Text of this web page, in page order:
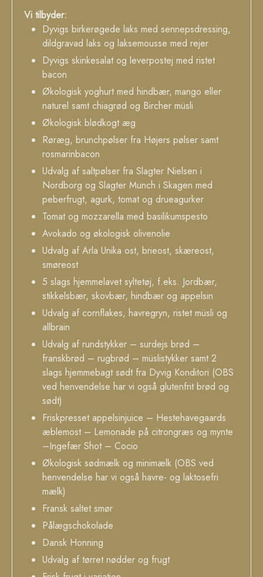
Vi tilbyder:
Dyvigs birkerøgede laks med sennepsdressing,
dildgravad laks og laksemousse med rejer
Dyvigs skinkesalat og leverpostej med ristet
bacon
Økologisk yoghurt med hindbær, mango eller
naturel samt chiagrød og Bircher müsli
Økologisk blødkogt æg
Røræg, brunchpølser fra Højers pølser samt
rosmarinbacon
Udvalg af saltpølser fra Slagter Nielsen i
Nordborg og Slagter Munch i Skagen med
peberfrugt, agurk, tomat og drueagurker
Tomat og mozzarella med basilikumspesto
Avokado og økologisk olivenolie
Udvalg af Arla Unika ost, brieost, skæreost,
smøreost
5 slags hjemmelavet syltetøj, f.eks. Jordbær,
stikkelsbær, skovbær, hindbær og appelsin
Udvalg af cornflakes, havregryn, ristet müsli og
allbrain
Udvalg af rundstykker – surdejs brød –
franskbrød – rugbrød – müslistykker samt 2
slags hjemmebagt sødt fra Dyvig Konditori (OBS
ved henvendelse har vi også glutenfrit brød og
sødt)
Friskpresset appelsinjuice – Hestehavegaards
æblemost – Lemonade på citrongræs og mynte
–Ingefær Shot – Cocio
Økologisk sødmælk og minimælk (OBS ved
henvendelse har vi også havre- og laktosefri
mælk)
Fransk saltet smør
Pålægschokolade
Dansk Honning
Udvalg af tørret nødder og frugt